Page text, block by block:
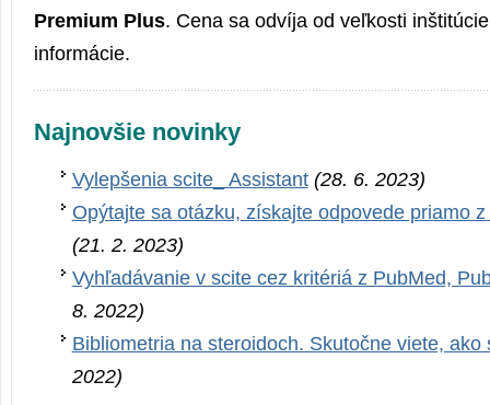
Premium Plus. Cena sa odvíja od veľkosti
informácie.
Najnovšie novinky
Vylepšenia scite_ Assistant (28. 6. 2023)
Opýtajte sa otázku, získajte odpovede priamo
(21. 2. 2023)
Vyhľadávanie v scite cez kritériá z PubMed,
8. 2022)
Bibliometria na steroidoch. Skutočne viete, ako
2022)